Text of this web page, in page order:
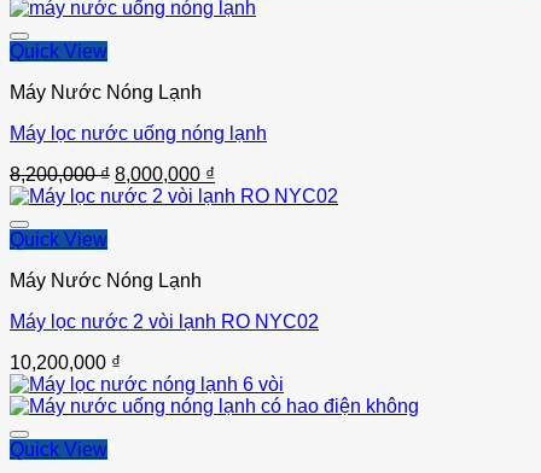
là:
tại
Quick View
Máy Nước Nóng Lạnh
Máy lọc nước uống nóng lạnh
8,200,000₫ Giá
gốc
8,000,000 ₫
hiện
Quick View
Máy Nước Nóng Lạnh
Máy lọc nước 2 vòi lạnh RO NYC02
10,200,000 ₫
Quick View